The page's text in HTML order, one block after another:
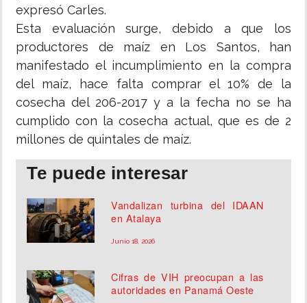
expresó Carles.
Esta evaluación surge, debido a que los
productores de maíz en Los Santos, han
manifestado el incumplimiento en la compra
del maíz, hace falta comprar el 10% de la
cosecha del 206-2017 y a la fecha no se ha
cumplido con la cosecha actual, que es de 2
millones de quintales de maíz.
Te puede interesar
Vandalizan turbina del IDAAN
en Atalaya
Junio 18, 2026
Cifras de VIH preocupan a las
autoridades en Panamá Oeste